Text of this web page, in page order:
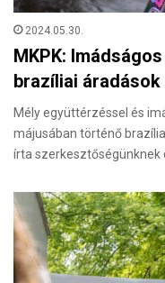
2024.05.30.
MKPK:
brazíliai
Mély együttérzéssel és
májusában történő
írta szerkesztőségünknek